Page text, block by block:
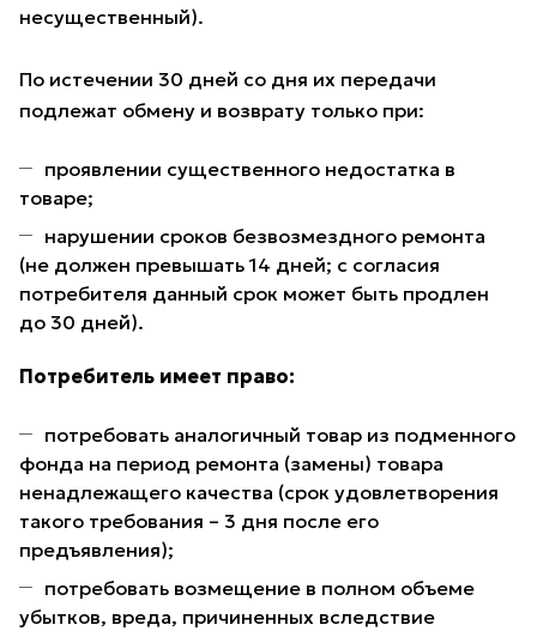
несущественный).
По истечении 30 дней со дня их передачи
подлежат обмену и возврату только при:
проявлении существенного недостатка в
товаре;
нарушении сроков безвозмездного ремонта
(не должен превышать 14 дней; с согласия
потребителя данный срок может быть продлен
до 30 дней).
Потребитель имеет право:
потребовать аналогичный товар из подменного
фонда на период ремонта (замены) товара
ненадлежащего качества (срок удовлетворения
такого требования – 3 дня после его
предъявления);
потребовать возмещение в полном объеме
убытков, вреда, причиненных вследствие